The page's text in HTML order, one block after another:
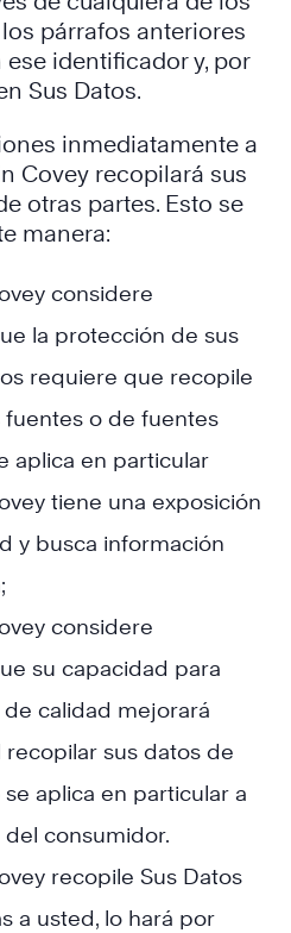
párrafos anteriores
identificador y, por
Sus Datos.
inmediatamente a
Covey recopilará sus
otras partes. Esto se
manera:
considere
la protección de sus
requiere que recopile
o de fuentes
aplica en particular
tiene una exposición
y busca información
considere
su capacidad para
calidad mejorará
sus datos de
aplica en particular a
consumidor.
recopile Sus Datos
a usted, lo hará por